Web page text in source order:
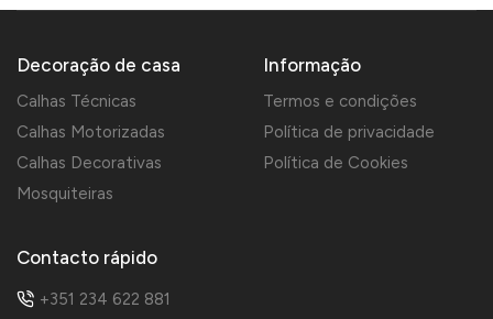
Decoração de casa
Calhas Técnicas
Calhas Motorizadas
Calhas Decorativas
Mosquiteiras
Informação
Termos e condições
Política de privacidade
Política de Cookies
Contacto rápido
+351 234 622 881